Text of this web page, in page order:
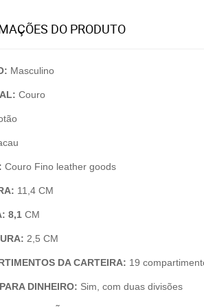
DO PRODUTO
Masculino
Couro
Couro Fino leather goods
11,4 CM
8,1 CM
2,5 CM
DA CARTEIRA: 19
DINHEIRO: Sim, com duas divisões